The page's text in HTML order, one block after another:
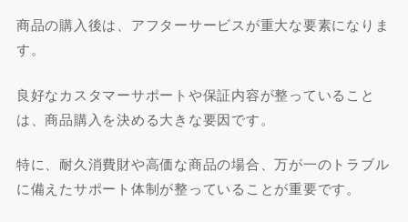
商品の購入後は、アフターサービスが重大な要素になりま
す。
良好なカスタマーサポートや保証内容が整っていること
は、商品購入を決める大きな要因です。
特に、耐久消費財や高価な商品の場合、万が一のトラブル
に備えたサポート体制が整っていることが重要です。